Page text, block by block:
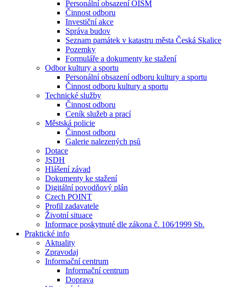
Personální obsazení OISM
Činnost odboru
Investiční akce
Správa budov
Seznam památek v katastru města Česká Skalice
Pozemky
Formuláře a dokumenty ke stažení
Odbor kultury a sportu
Personální obsazení odboru kultury a sportu
Činnost odboru kultury a sportu
Technické služby
Činnost odboru
Ceník služeb a prací
Městská policie
Činnost odboru
Galerie nalezených psů
Dotace
JSDH
Hlášení závad
Dokumenty ke stažení
Digitální povodňový plán
Czech POINT
Profil zadavatele
Životní situace
Informace poskytnuté dle zákona č. 106⁄1999 Sb.
Praktické info
Aktuality
Zpravodaj
Informační centrum
Informační centrum
Doprava